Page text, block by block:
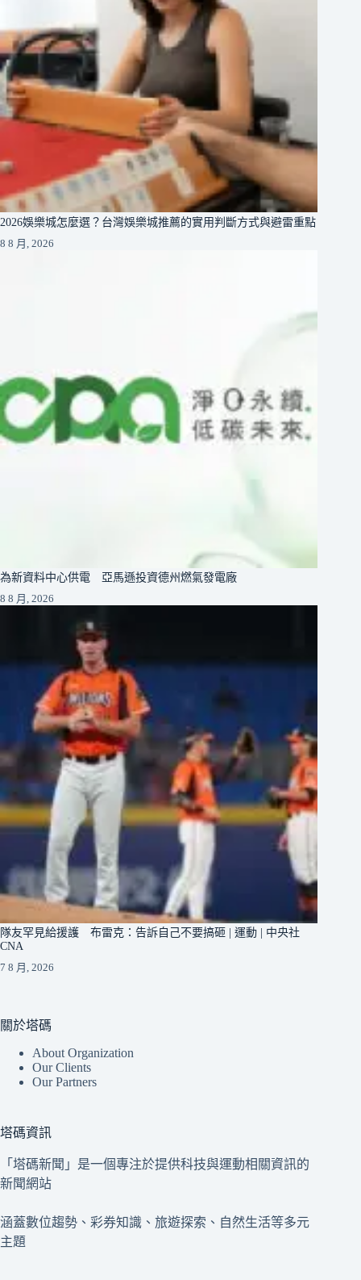
2026娛樂城怎麼選？台灣娛樂城推薦的實用判斷方式與避雷重點
8 8 月, 2026
為新資料中心供電 亞馬遜投資德州燃氣發電廠
8 8 月, 2026
隊友罕見給援護 布雷克：告訴自己不要搞砸 | 運動 | 中央社
CNA
7 8 月, 2026
關於塔碼
About Organization
Our Clients
Our Partners
塔碼資訊
「塔碼新聞」是一個專注於提供科技與運動相關資訊的
新聞網站
涵蓋數位趨勢、彩券知識、旅遊探索、自然生活等多元
主題